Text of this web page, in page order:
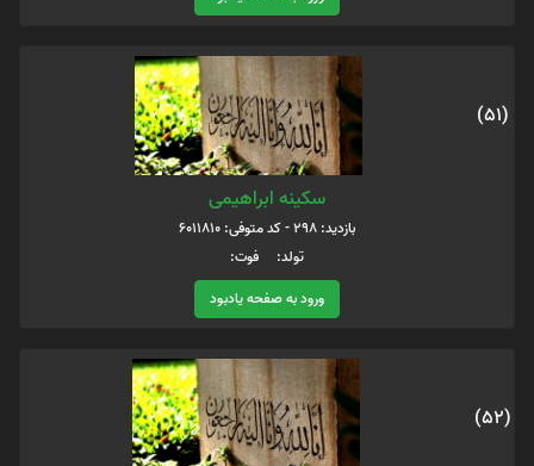
(51)
سکینه ابراهیمی
بازدید: 298 - کد متوفی: 6011810
تولد: فوت:
ورود به صفحه یادبود
(52)